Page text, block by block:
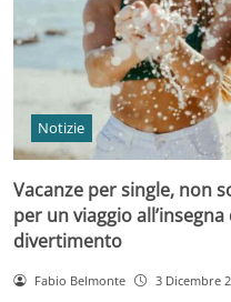
Notizie
Vacanze per single, non
per un viaggio
divertimento
Fabio Belmonte 3 Dicembre